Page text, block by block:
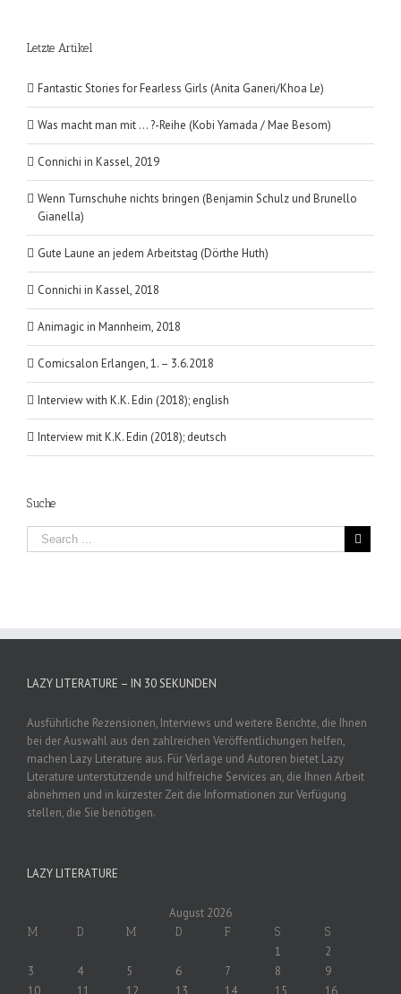
Letzte Artikel
Fantastic Stories for Fearless Girls (Anita Ganeri/Khoa Le)
Was macht man mit … ?-Reihe (Kobi Yamada / Mae Besom)
Connichi in Kassel, 2019
Wenn Turnschuhe nichts bringen (Benjamin Schulz und Brunello
Gianella)
Gute Laune an jedem Arbeitstag (Dörthe Huth)
Connichi in Kassel, 2018
Animagic in Mannheim, 2018
Comicsalon Erlangen, 1. – 3.6.2018
Interview with K.K. Edin (2018); english
Interview mit K.K. Edin (2018); deutsch
Suche
LAZY LITERATURE – IN 30 SEKUNDEN
Ausführliche Rezensionen, Interviews und weitere Berichte, die Ihnen
bei der Auswahl aus den zahlreichen Veröffentlichungen helfen,
machen Lazy Literature aus. Für Verlage und Autoren bietet Lazy
Literature unterstützende und hilfreiche Services an, die Ihnen Arbeit
abnehmen und in kürzester Zeit die Informationen zur Verfügung
stellen, die Sie benötigen.
LAZY LITERATURE
August 2026
M D M D F S S
1
2
3
4 5 6 7 8
9
10
11 12 13 14 15 16